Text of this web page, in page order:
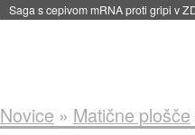
Saga s cepivom mRNA proti gripi v
Novice » Matične plošče